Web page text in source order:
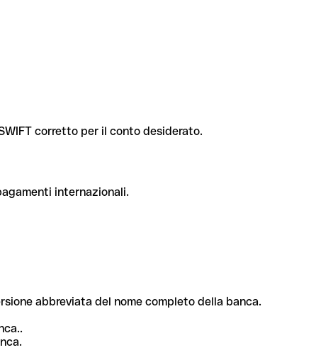
corretto per il conto desiderato.
internazionali.
abbreviata del nome completo della banca.